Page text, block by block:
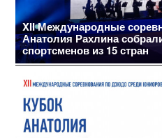
XII Международные
Анатолия Рахлина
спортсменов из 15 стран